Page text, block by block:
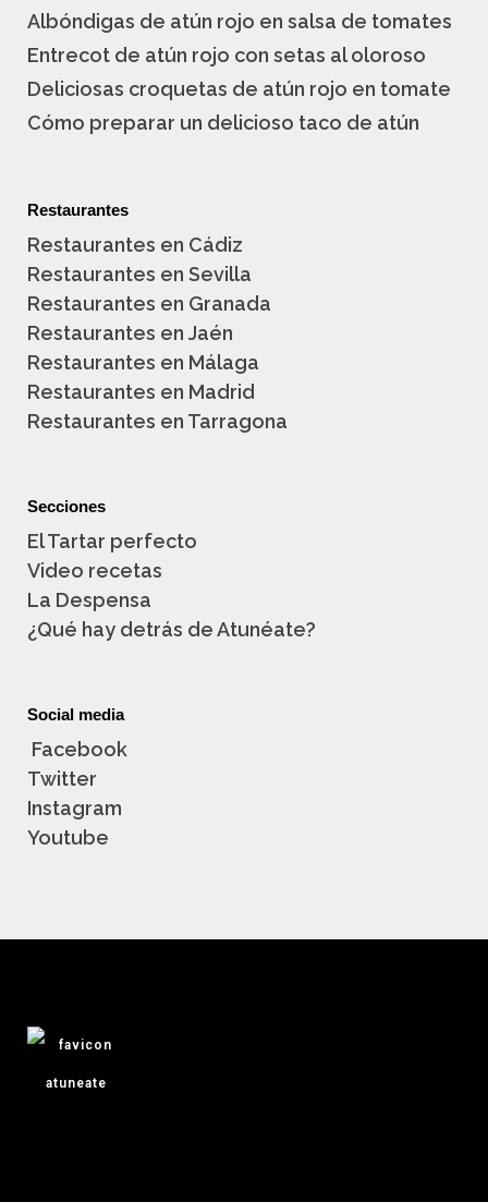
Albóndigas de atún rojo en salsa de tomates
Entrecot de atún rojo con setas al oloroso
Deliciosas croquetas de atún rojo en tomate
Cómo preparar un delicioso taco de atún
Restaurantes
Restaurantes en Cádiz
Restaurantes en Sevilla
Restaurantes en Granada
Restaurantes en Jaén
Restaurantes en Málaga
Restaurantes en Madrid
Restaurantes en Tarragona
Secciones
El Tartar perfecto
Video recetas
La Despensa
¿Qué hay detrás de Atunéate?
Social media
Facebook
Twitter
Instagram
Youtube